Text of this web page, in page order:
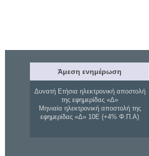
Άμεση ενημέρωση
Δυνατή Ετήσια ηλεκτρονική αποστολή
της εφημερίδας «Δ»
Μηνιαία ηλεκτρονική αποστολή της
εφημερίδας «Δ» 10Ε (+4% Φ.Π.Α)